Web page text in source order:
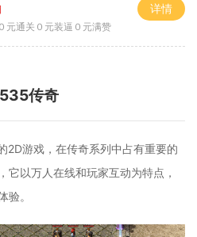
元通关０元装逼０元满赞
详情
传奇
2D游戏，在传奇系列中占有重要的
它以万人在线和玩家互动为特点，
验。